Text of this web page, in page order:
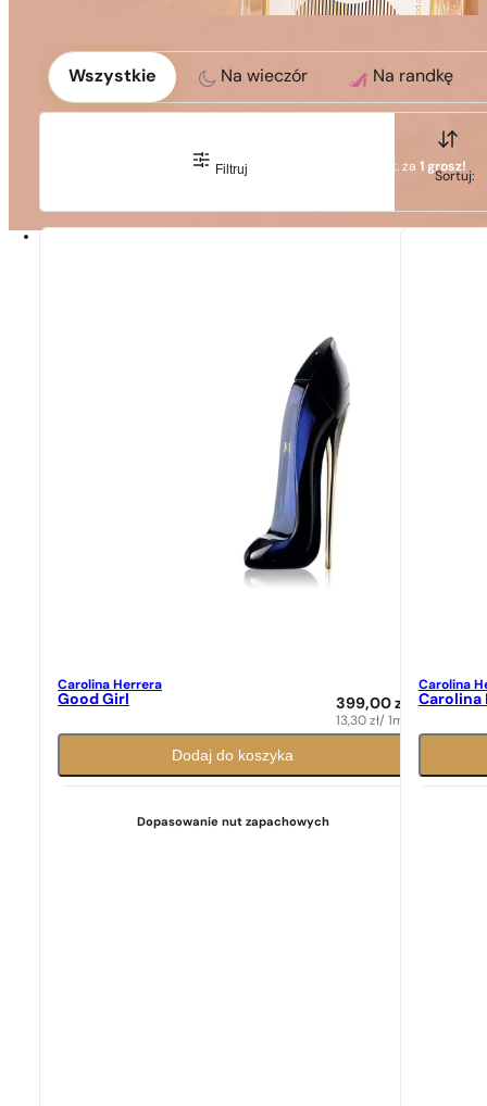
4 szt. za1 grosz!
Okoliczność
Wszystkie Na wieczór Na randkę
Filtruj Sortuj:
Carolina Herrera
Good Girl 399,00zł
13,30zł/ 1ml
Dodaj do koszyka
Dopasowanie nut zapachowych
Carolina
Carolina